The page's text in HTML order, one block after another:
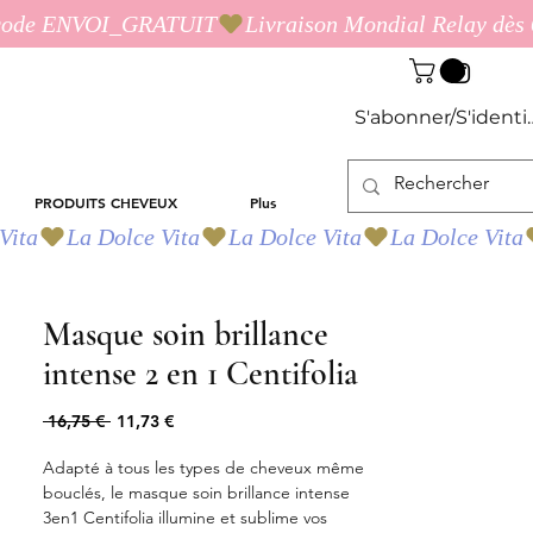
S'abonner/
PRODUITS CHEVEUX Plus
Masque soin brillance
intense 2 en 1 Centifolia
16,75 € Prix
11,73 €
Adapté à tous les types de cheveux même
bouclés, le masque soin brillance intense
3en1 Centifolia illumine et sublime vos